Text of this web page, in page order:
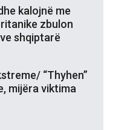
kalojnë me
zbulon
shqiptarë
“Thyhen”
mijëra viktima